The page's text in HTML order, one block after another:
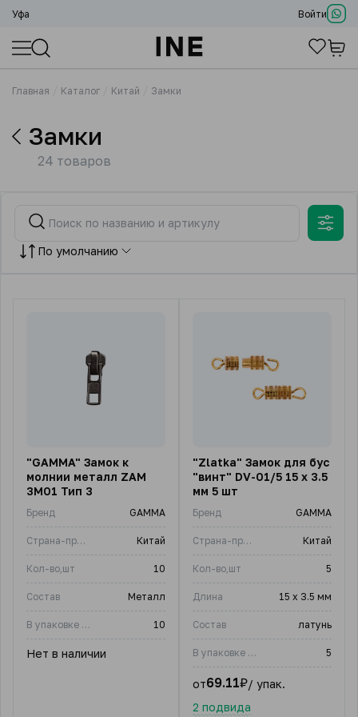
Уфа Войти
Главная Каталог Китай Замки
Замки
24 товаров
По умолчанию
"GAMMA" Замок к
молнии металл ZAM
3M01 Тип 3
Бренд GAMMA
Страна-производитель Китай
Кол-во,шт 10
Состав Металл
В упаковке (шт) 10
Нет в наличии
"Zlatka" Замок для бус
"винт" DV-01/5 15 х 3.5
мм 5 шт
Бренд GAMMA
Страна-производитель Китай
Кол-во,шт 5
Длина 15 х 3.5 мм
Состав латунь
В упаковке (шт) 5
от69.11₽/ упак.
2 подвида